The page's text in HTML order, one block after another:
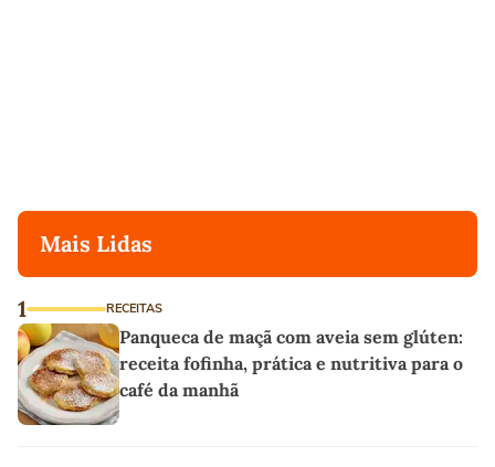
Mais Lidas
1 RECEITAS
Panqueca de maçã com aveia sem glúten:
receita fofinha, prática e nutritiva para o
café da manhã